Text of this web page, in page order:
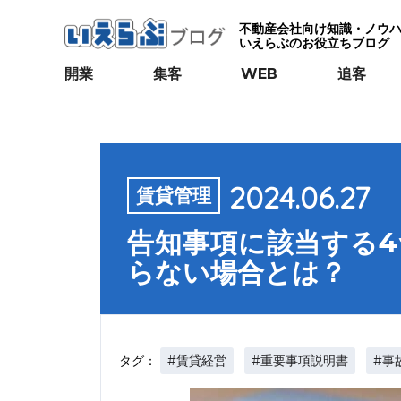
不動産会社向け知識・ノウ
いえらぶのお役立ちブログ
開業 集客 WEB 追客
賃貸管理 2024.06.27
告知事項に該当する
らない場合とは？
タグ： #賃貸経営 #重要事項説明書 #事